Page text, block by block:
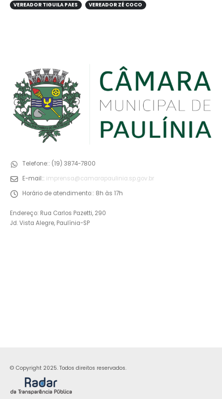
VEREADOR TIGUILA PAES
VEREADOR ZÉ COCO
Telefone:: (19) 3874-7800
E-mail:: imprensa@camarapaulinia.sp.gov.br
Horário de atendimento:: 8h às 17h
Endereço: Rua Carlos Pazetti, 290
Jd. Vista Alegre, Paulínia-SP
© Copyright 2025. Todos direitos reservados.